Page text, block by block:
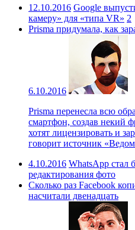
12.10.2016 Google
камеру» для «типа VR» 2
Prisma придумала, как
6.10.2016
Prisma перенесла всю
смартфон, создав некий
хотят лицензировать и
говорит источник
4.10.2016 WhatsApp стал
редактирования фото
Сколько раз Facebook
насчитали двенадцать